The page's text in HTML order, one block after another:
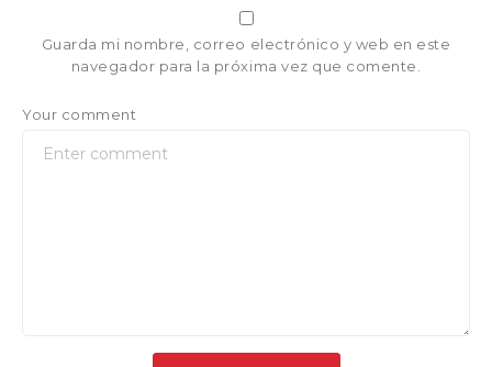
Guarda mi nombre, correo electrónico y web en este
navegador para la próxima vez que comente.
Your comment